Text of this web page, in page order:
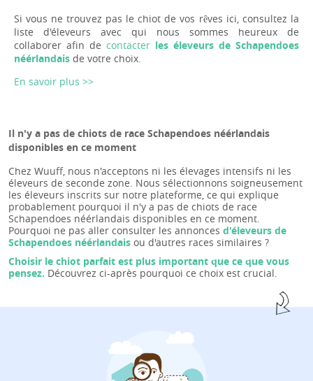
Si vous ne trouvez pas le chiot de vos rêves ici, consultez la
liste d'éleveurs avec qui nous sommes heureux de
collaborer afin de contacter les éleveurs de Schapendoes
néérlandais de votre choix.
En savoir plus >>
Il n'y a pas de chiots de race Schapendoes néérlandais
disponibles en ce moment
Chez Wuuff, nous n'acceptons ni les élevages intensifs ni les
éleveurs de seconde zone. Nous sélectionnons soigneusement
les éleveurs inscrits sur notre plateforme, ce qui explique
probablement pourquoi il n'y a pas de chiots de race
Schapendoes néérlandais disponibles en ce moment.
Pourquoi ne pas aller consulter les annonces d'éleveurs de
Schapendoes néérlandais ou d'autres races similaires ?
Choisir le chiot parfait est plus important que ce que vous
pensez. Découvrez ci-après pourquoi ce choix est crucial.